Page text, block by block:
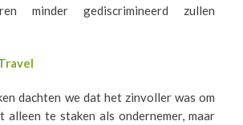
minder gediscrimineerd zullen
dachten we dat het zinvoller was om
alleen te staken als ondernemer, maar